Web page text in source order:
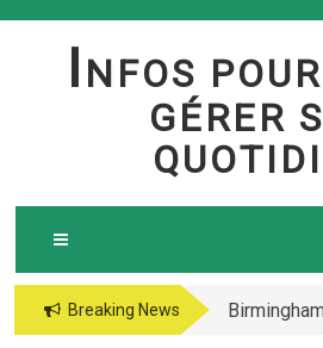
Skip
I NFOS
GÉRER
Breaking News
The